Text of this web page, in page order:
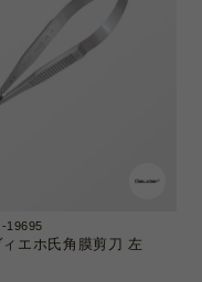
19695
エホ氏角膜剪刀 左